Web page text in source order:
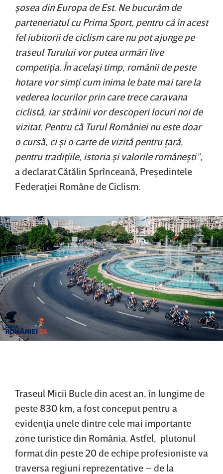
şosea din Europa de Est. Ne bucurăm de
parteneriatul cu Prima Sport, pentru că în acest
fel iubitorii de ciclism care nu pot ajunge pe
traseul Turului vor putea urmări live
competiţia. În acelaşi timp, românii de peste
hotare vor simţi cum inima le bate mai tare la
vederea locurilor prin care trece caravana
ciclistă, iar străinii vor descoperi locuri noi de
vizitat. Pentru că Turul României nu este doar
o cursă, ci şi o carte de vizită pentru ţară,
pentru tradiţiile, istoria şi valorile româneşti”,
a declarat Cătălin Sprînceană, Preşedintele
Federaţiei Române de Ciclism.
Traseul Micii Bucle din acest an, în lungime de
peste 830 km, a fost conceput pentru a
evidenţia unele dintre cele mai importante
zone turistice din România. Astfel, plutonul
format din peste 20 de echipe profesioniste va
traversa regiuni reprezentative – de la